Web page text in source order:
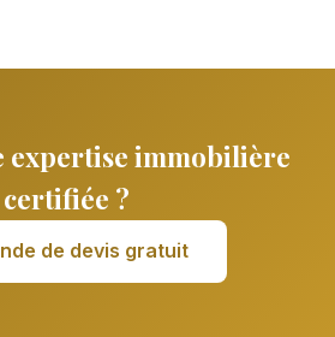
expertise immobilière
certifiée ?
de devis gratuit